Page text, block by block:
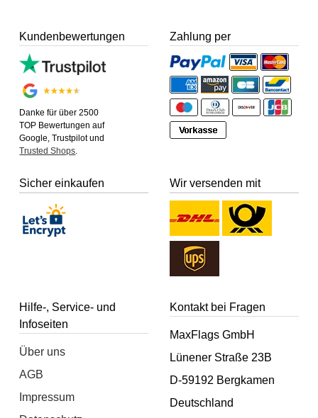
Kundenbewertungen
Danke für über 2500
TOP Bewertungen auf
Google, Trustpilot und
Trusted Shops.
Zahlung per
Sicher einkaufen Wir versenden mit
Hilfe-, Service- und
Infoseiten
Über uns
AGB
Impressum
Kontakt bei Fragen
MaxFlags GmbH
Lünener Straße 23B
D-59192 Bergkamen
Deutschland